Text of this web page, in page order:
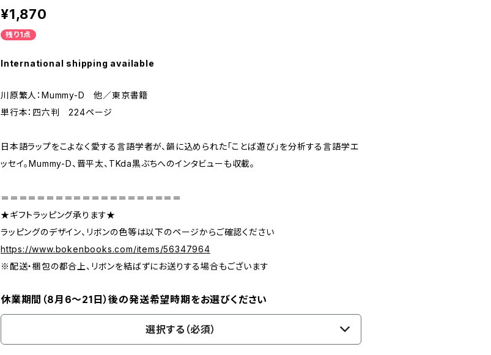
¥1,870
残り1点
International shipping available
川原繁人：Mummy-D 他／東京書籍
単行本：四六判 224ページ
日本語ラップをこよなく愛する言語学者が、韻に込められた「ことば遊び」を分析する言語学エ
ッセイ。Mummy-D、晋平太、TKda黒ぶちへのインタビューも収載。
＝＝＝＝＝＝＝＝＝＝＝＝＝＝＝＝＝＝＝＝
★ギフトラッピング承ります★
ラッピングのデザイン、リボンの色等は以下のページからご確認ください
https://www.bokenbooks.com/items/56347964
※配送・梱包の都合上、リボンを結ばずにお送りする場合もございます
休業期間（8月6〜21日）後の発送希望時期をお選びください
選択する（必須）